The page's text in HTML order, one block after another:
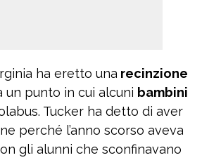
ha eretto una recinzione
un punto in cui alcuni bambini
Tucker ha detto di aver
perché l’anno scorso aveva
gli alunni che sconfinavano